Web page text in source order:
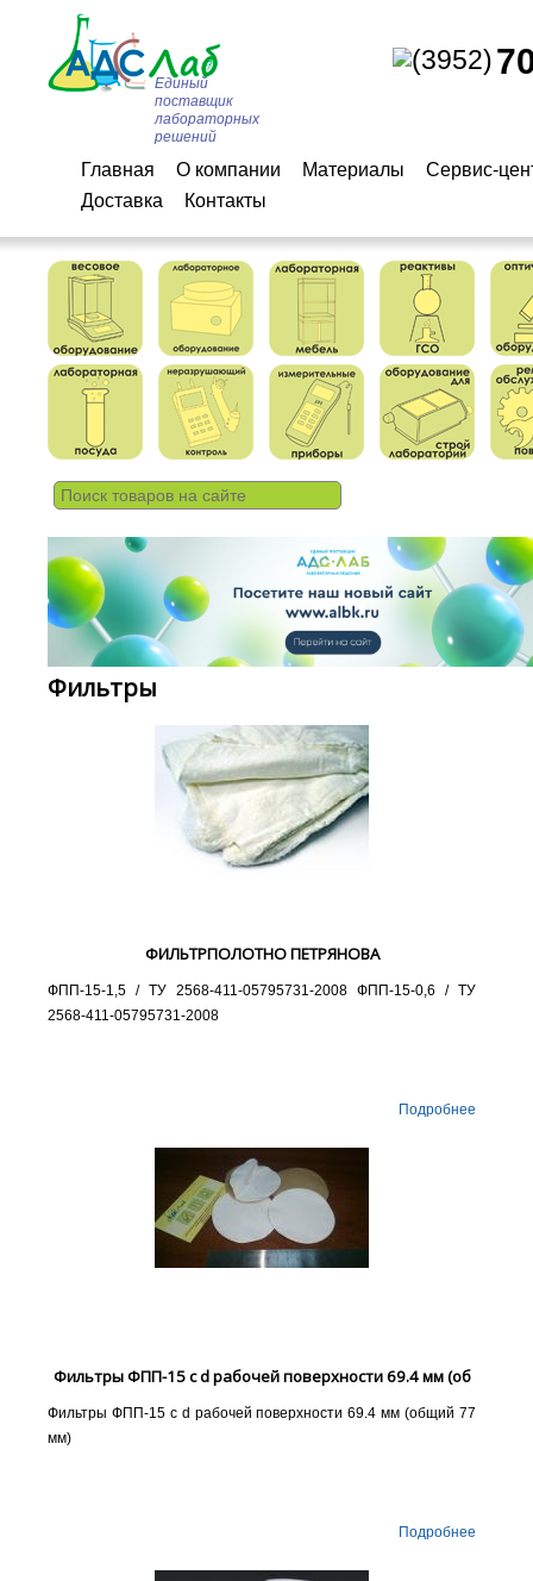
(3952)
Единый
поставщик
лабораторных
решений
Главная О компании Материалы
Сервис-
Доставка
Контакты
Фильтры
ФИЛЬТРПОЛОТНО ПЕТРЯНОВА
ФПП-15-1,5 / ТУ 2568-411-05795731-2008 ФПП-15-0,6 / ТУ
2568-411-05795731-2008
Подробнее
Фильтры ФПП-15 с d рабочей поверхности 69.4 мм (об
Фильтры ФПП-15 с d рабочей поверхности 69.4 мм (общий 77
мм)
Подробнее